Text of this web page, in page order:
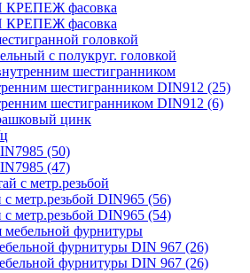
фасовка
фасовка
головкой
с полукруг. головкой
шестигранником
шестигранником DIN912 (25)
шестигранником DIN912 (6)
цинк
(50)
(47)
с метр.резьбой
метр.резьбой DIN965 (56)
метр.резьбой DIN965 (54)
фурнитуры
фурнитуры DIN 967 (26)
фурнитуры DIN 967 (26)